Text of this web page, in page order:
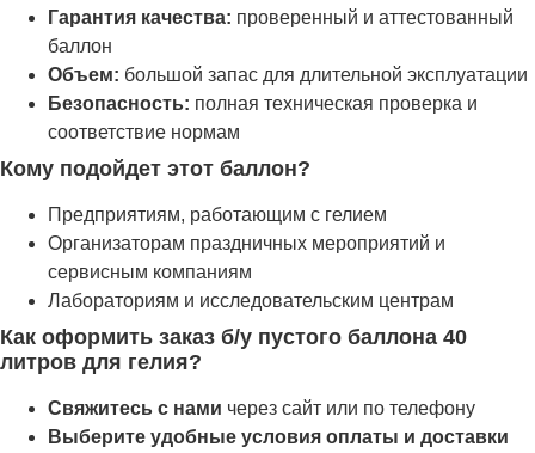
Гарантия качества: проверенный и аттестованный
баллон
Объем: большой запас для длительной эксплуатации
Безопасность: полная техническая проверка и
соответствие нормам
Кому подойдет этот баллон?
Предприятиям, работающим с гелием
Организаторам праздничных мероприятий и
сервисным компаниям
Лабораториям и исследовательским центрам
Как оформить заказ б/у пустого баллона 40
литров для гелия?
Свяжитесь с нами через сайт или по телефону
Выберите удобные условия оплаты и доставки